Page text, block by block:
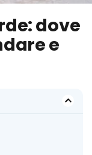
dove
e